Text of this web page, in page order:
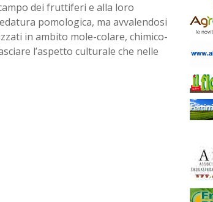
dei fruttiferi e alla loro
pomologica, ma avvalendosi
in ambito mole-colare, chimico-
l’aspetto culturale che nelle